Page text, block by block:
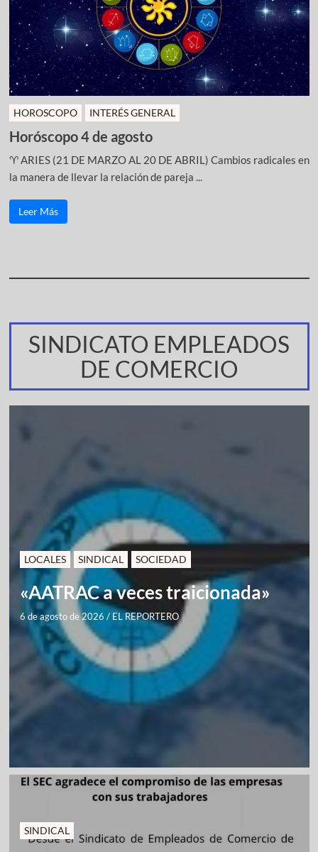
HOROSCOPO INTERÉS GENERAL
Horóscopo 4 de agosto
♈ ARIES (21 DE MARZO AL 20 DE ABRIL) Cambios radicales en
la manera de llevar la relación de pareja ...
Leer Más
SINDICATO EMPLEADOS
DE COMERCIO
LOCALES SINDICAL SOCIEDAD
«AATRAC a veces traicionada»
6 de agosto de 2026 / EL REPORTERO
SINDICAL